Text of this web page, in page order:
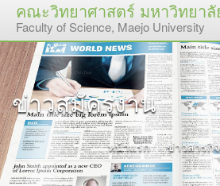
คณะวิทยาศาสตร์ มหาวิทยา
Faculty of Science, Maejo University
ข่าวสมัครงาน
หน้าแรก ข่าวสารกิ